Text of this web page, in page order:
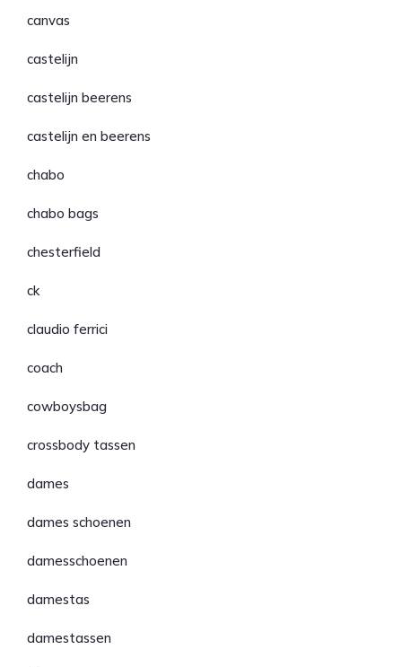
canvas
castelijn
castelijn beerens
castelijn en beerens
chabo
chabo bags
chesterfield
ck
claudio ferrici
coach
cowboysbag
crossbody tassen
dames
dames schoenen
damesschoenen
damestas
damestassen